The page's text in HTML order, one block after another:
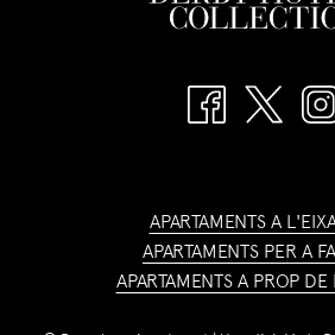
APARTAMENTS A
APARTAMENTS PER A
APARTAMENTS A PROP DE